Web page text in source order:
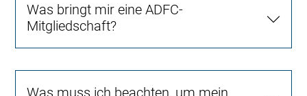
Was bringt mir eine ADFC-
Mitgliedschaft?
Was muss ich beachten, um mein